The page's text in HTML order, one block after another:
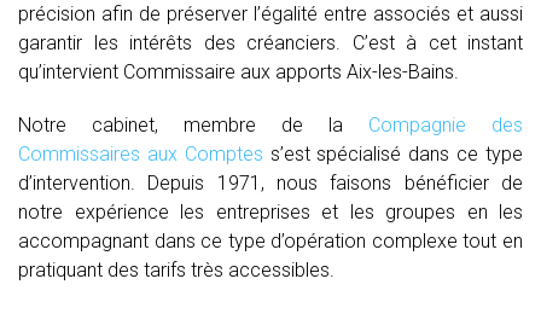
précision afin de préserver l’égalité entre associés et aussi
garantir les intérêts des créanciers. C’est à cet instant
qu’intervient Commissaire aux apports Aix-les-Bains.
Notre cabinet, membre de la Compagnie des
Commissaires aux Comptes s’est spécialisé dans ce type
d’intervention. Depuis 1971, nous faisons bénéficier de
notre expérience les entreprises et les groupes en les
accompagnant dans ce type d’opération complexe tout en
pratiquant des tarifs très accessibles.